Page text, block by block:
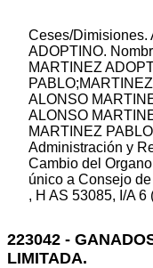
Ceses/Dimisiones.
ADOPTINO.
MARTINEZ
ALONSO
ALONSO
MARTINEZ
Administración y
Cambio del
único a Consejo
, H AS 53085, I/A 6
223042 -
LIMITADA.